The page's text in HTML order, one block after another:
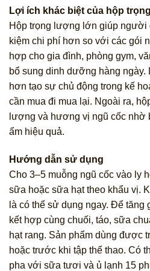
Lợi ích khác biệt của hộp
Hộp trọng lượng lớn giúp người
kiệm chi phí hơn so với các gói
hợp cho gia đình, phòng gym,
bổ sung dinh dưỡng hàng
hơn tạo sự chủ động trong kế
cần mua đi mua lại. Ngoài ra,
lượng và hương vị ngũ cốc nhờ
ẩm hiệu quả.
Hướng dẫn sử dụng
Cho 3–5 muỗng ngũ cốc vào ly
sữa hoặc sữa hạt theo khẩu vị.
là có thể sử dụng ngay. Để
kết hợp cùng chuối, táo, sữa
hạt rang. Sản phẩm dùng được
hoặc trước khi tập thể thao. Có
pha với sữa tươi và ủ lạnh 15